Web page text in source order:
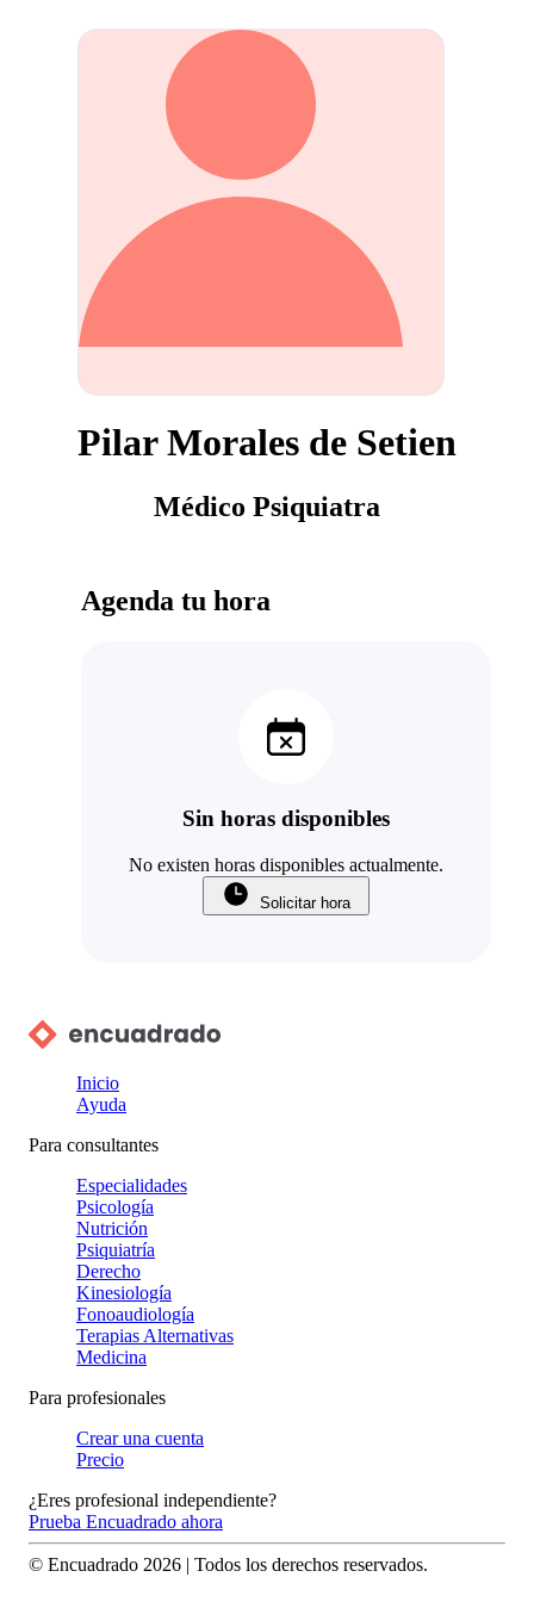
Pilar Morales de Setien
Médico Psiquiatra
Agenda tu hora
Sin horas disponibles
No existen horas disponibles actualmente.
Solicitar hora
Inicio
Ayuda
Para consultantes
Especialidades
Psicología
Nutrición
Psiquiatría
Derecho
Kinesiología
Fonoaudiología
Terapias Alternativas
Medicina
Para profesionales
Crear una cuenta
Precio
¿Eres profesional independiente?
Prueba Encuadrado ahora
© Encuadrado 2026 | Todos los derechos reservados.